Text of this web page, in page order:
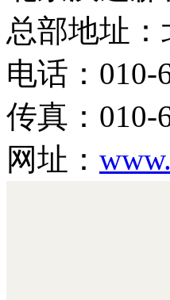
总部地址：
电话：010-
传真：010-
网址：